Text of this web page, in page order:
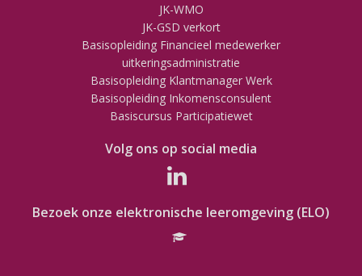
JK-WMO
JK-GSD verkort
Basisopleiding Financieel medewerker
uitkeringsadministratie
Basisopleiding Klantmanager Werk
Basisopleiding Inkomensconsulent
Basiscursus Participatiewet
Volg ons op social media
Bezoek onze elektronische leeromgeving (ELO)